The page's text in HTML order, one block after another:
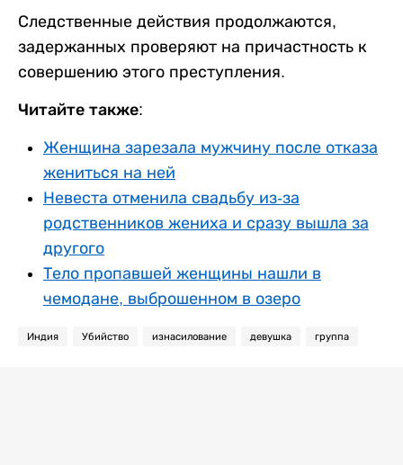
Следственные действия продолжаются,
задержанных проверяют на причастность к
совершению этого преступления.
Читайте также:
Женщина зарезала мужчину после отказа
жениться на ней
Невеста отменила свадьбу из-за
родственников жениха и сразу вышла за
другого
Тело пропавшей женщины нашли в
чемодане, выброшенном в озеро
Индия Убийство изнасилование девушка группа